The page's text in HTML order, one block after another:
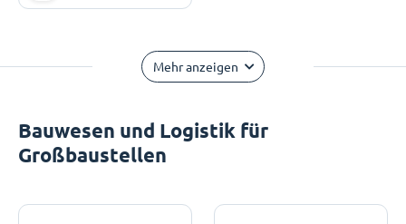
Mehr anzeigen
Bauwesen und Logistik für
Großbaustellen